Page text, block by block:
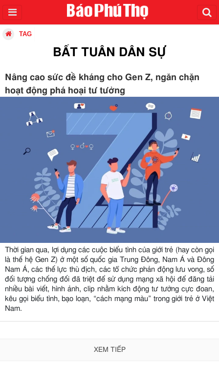
TAG
BẤT TUÂN DÂN SỰ
Nâng cao sức đề kháng cho Gen Z, ngăn chặn
hoạt động phá hoại tư tưởng
Thời gian qua, lợi dụng các cuộc biểu tình của giới trẻ (hay còn gọi
là thế hệ Gen Z) ở một số quốc gia Trung Đông, Nam Á và Đông
Nam Á, các thế lực thù địch, các tổ chức phản động lưu vong, số
đối tượng chống đối đã triệt để sử dụng mạng xã hội để đăng tải
nhiều bài viết, hình ảnh, clip nhằm kích động tư tưởng cực đoan,
kêu gọi biểu tình, bạo loạn, “cách mạng màu” trong giới trẻ ở Việt
Nam.
XEM TIẾP